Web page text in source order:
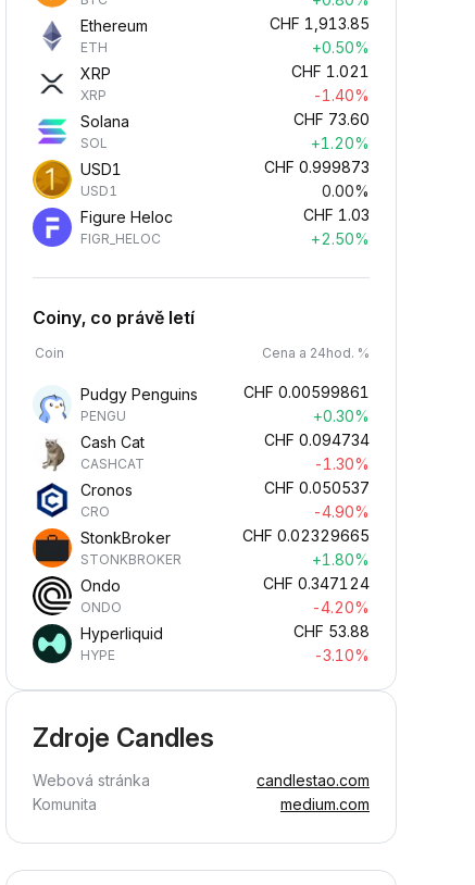
Ethereum
ETH
CHF 1,913.85
+0.50%
XRP
XRP
CHF 1.021
-1.40%
Solana
SOL
CHF 73.60
+1.20%
USD1
USD1
CHF 0.999873
0.00%
Figure Heloc
FIGR_HELOC
CHF 1.03
+2.50%
Coiny, co právě letí
Coin Cena a 24hod. %
Pudgy Penguins
PENGU
CHF 0.00599861
+0.30%
Cash Cat
CASHCAT
CHF 0.094734
-1.30%
Cronos
CRO
CHF 0.050537
-4.90%
StonkBroker
STONKBROKER
CHF 0.02329665
+1.80%
Ondo
ONDO
CHF 0.347124
-4.20%
Hyperliquid
HYPE
CHF 53.88
-3.10%
Zdroje Candles
Webová stránka
candlestao.com
Komunita
medium.com